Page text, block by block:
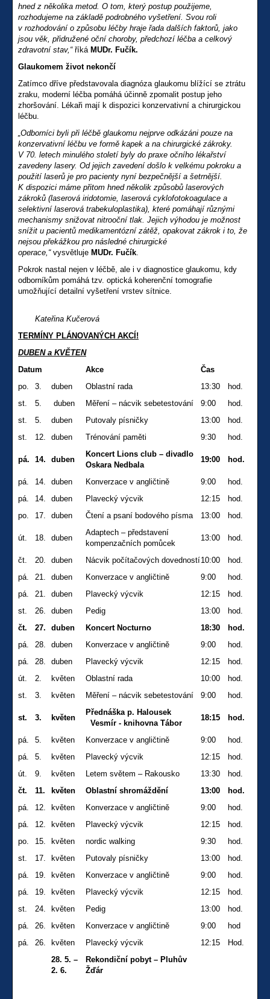
hned z několika metod. O tom, který postup použijeme,
rozhodujeme na základě podrobného vyšetření. Svou roli
v rozhodování o způsobu léčby hraje řada dalších faktorů, jako
jsou věk, přidružené oční choroby, předchozí léčba a celkový
zdravotní stav,“říká MUDr. Fučík.
Glaukomem život nekončí
Zatímco dříve představovala diagnóza glaukomu blížící se ztrátu
zraku, moderní léčba pomáhá účinně zpomalit postup jeho
zhoršování. Lékaři mají k dispozici konzervativní a chirurgickou
léčbu.
„Odborníci byli při léčbě glaukomu nejprve odkázáni pouze na
konzervativní léčbu ve formě kapek a na chirurgické zákroky.
V 70. letech minulého století byly do praxe očního lékařství
zavedeny lasery. Od jejich zavedení došlo k velkému pokroku a
použití laserů je pro pacienty nyní bezpečnější a šetrnější.
K dispozici máme přitom hned několik způsobů laserových
zákroků (laserová iridotomie, laserová cyklofotokoagulace a
selektivní laserová trabekuloplastika), které pomáhají různými
mechanismy snižovat nitrooční tlak. Jejich výhodou je možnost
snížit u pacientů medikamentózní zátěž, opakovat zákrok i to, že
nejsou překážkou pro následné chirurgické
operace,“vysvětluje MUDr. Fučík.
Pokrok nastal nejen v léčbě, ale i v diagnostice glaukomu, kdy
odborníkům pomáhá tzv. optická koherenční tomografie
umožňující detailní vyšetření vrstev sítnice.
Kateřina Kučerová
TERMÍNY PLÁNOVANÝCH AKCÍ!
DUBEN a KVĚTEN
Datum
Akce
Čas
po.
3. duben Oblastní rada 13:30
hod.
st.
5. duben Měření – nácvik sebetestování 9:00
hod.
st.
5. duben Putovaly písničky 13:00
hod.
st.
12. duben Trénování paměti 9:30 hod.
pá. 14. duben
Koncert Lions club – divadlo
Oskara Nedbala
19:00 hod.
pá. 14. duben Konverzace v angličtině 9:00
hod.
pá.
14. duben Plavecký výcvik 12:15
hod.
po.
17. duben Čtení a psaní bodového písma 13:00 hod.
út. 18. duben
Adaptech – představení
kompenzačních pomůcek
13:00 hod.
čt. 20. duben Nácvik počítačových dovedností10:00
hod.
pá.
21. duben Konverzace v angličtině 9:00
hod.
pá.
21. duben Plavecký výcvik 12:15
hod.
st.
26. duben Pedig 13:00
hod.
čt.
27. duben Koncert Nocturno 18:30
hod.
pá.
28. duben Konverzace v angličtině 9:00
hod.
pá.
28. duben Plavecký výcvik 12:15
hod.
út.
2. květen Oblastní rada 10:00
hod.
st.
3. květen Měření – nácvik sebetestování 9:00 hod.
st. 3. květen
Přednáška p. Halousek
Vesmír - knihovna Tábor
18:15 hod.
pá. 5. květen Konverzace v angličtině 9:00
hod.
pá.
5. květen Plavecký výcvik 12:15
hod.
út.
9. květen Letem světem – Rakousko 13:30
hod.
čt.
11. květen Oblastní shromáždění 13:00
hod.
pá.
12. květen Konverzace v angličtině 9:00
hod.
pá.
12. květen Plavecký výcvik 12:15
hod.
po.
15. květen nordic walking 9:30
hod.
st.
17. květen Putovaly písničky 13:00
hod.
pá.
19. květen Konverzace v angličtině 9:00
hod.
pá.
19. květen Plavecký výcvik 12:15
hod.
st.
24. květen Pedig 13:00
hod.
pá.
26. květen Konverzace v angličtině 9:00
hod
pá.
26. květen Plavecký výcvik 12:15
Hod.
28. 5. –
2. 6.
Rekondiční pobyt – Pluhův
Žďár